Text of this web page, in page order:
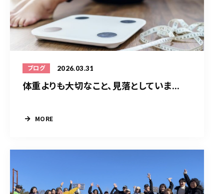
ブログ 2026.03.31
体重よりも大切なこと、見落としていま...
MORE